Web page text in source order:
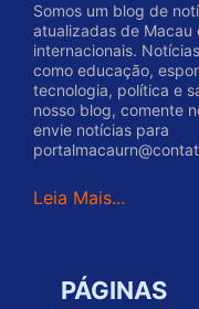
Somos um blog de
atualizadas de Macau
internacionais.
como educação,
tecnologia, política e
nosso blog, comente
envie notícias para
Leia Mais...
PÁGINAS